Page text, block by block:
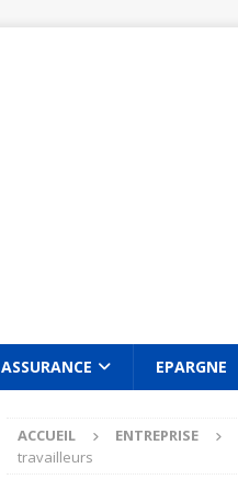
ASSURANCE EPARGNE
ACCUEIL ENTREPRISE
travailleurs